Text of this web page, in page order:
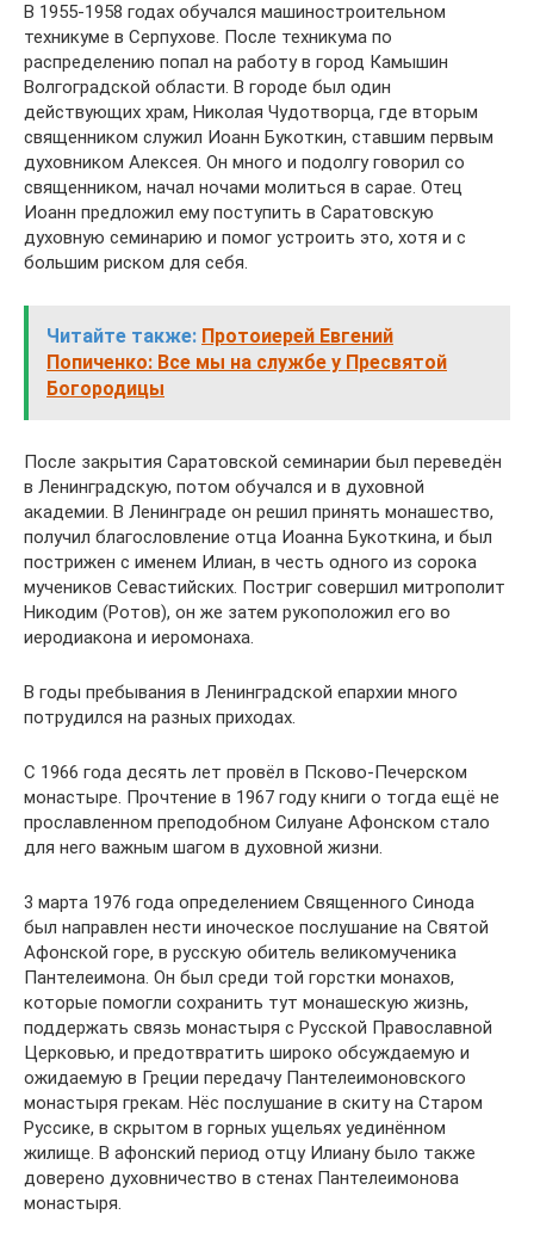
В 1955-1958 годах обучался машиностроительном
техникуме в Серпухове. После техникума по
распределению попал на работу в город Камышин
Волгоградской области. В городе был один
действующих храм, Николая Чудотворца, где вторым
священником служил Иоанн Букоткин, ставшим первым
духовником Алексея. Он много и подолгу говорил со
священником, начал ночами молиться в сарае. Отец
Иоанн предложил ему поступить в Саратовскую
духовную семинарию и помог устроить это, хотя и с
большим риском для себя.
Читайте также: Протоиерей Евгений
Попиченко: Все мы на службе у Пресвятой
Богородицы
После закрытия Саратовской семинарии был переведён
в Ленинградскую, потом обучался и в духовной
академии. В Ленинграде он решил принять монашество,
получил благословление отца Иоанна Букоткина, и был
пострижен с именем Илиан, в честь одного из сорока
мучеников Севастийских. Постриг совершил митрополит
Никодим (Ротов), он же затем рукоположил его во
иеродиакона и иеромонаха.
В годы пребывания в Ленинградской епархии много
потрудился на разных приходах.
С 1966 года десять лет провёл в Псково-Печерском
монастыре. Прочтение в 1967 году книги о тогда ещё не
прославленном преподобном Силуане Афонском стало
для него важным шагом в духовной жизни.
3 марта 1976 года определением Священного Синода
был направлен нести иноческое послушание на Святой
Афонской горе, в русскую обитель великомученика
Пантелеимона. Он был среди той горстки монахов,
которые помогли сохранить тут монашескую жизнь,
поддержать связь монастыря с Русской Православной
Церковью, и предотвратить широко обсуждаемую и
ожидаемую в Греции передачу Пантелеимоновского
монастыря грекам. Нёс послушание в скиту на Старом
Руссике, в скрытом в горных ущельях уединённом
жилище. В афонский период отцу Илиану было также
доверено духовничество в стенах Пантелеимонова
монастыря.